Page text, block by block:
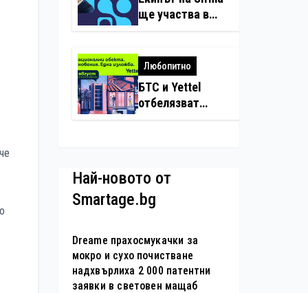
нарушения с
дронове
ще участва в
създаването на
стандарти за
навлизане на
изкуствен
интелект в
Любопитно
БТС и Yettel
отбелязват
национални
туристически
изложба в София
Най-новото от
Smartage.bg
Dreame прахосмукачки за
мокро и сухо почистване
надхвърлиха 2 000 патентни
заявки в световен мащаб